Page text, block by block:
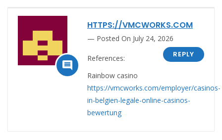

HTTPS://VMCWORKS.COM
Posted On July 24, 2026
REPLY
References:
Rainbow casino
https://vmcworks.com/employer/casinos-
in-belgien-legale-online-casinos-
bewertung